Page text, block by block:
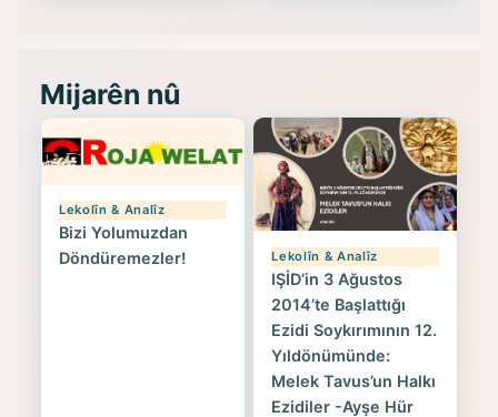
Mijarên nû
Lekolîn & Analîz
Bizi Yolumuzdan
Döndüremezler!
Lekolîn & Analîz
IŞİD’in 3 Ağustos
2014’te Başlattığı
Ezidi Soykırımının 12.
Yıldönümünde:
Melek Tavus’un Halkı
Ezidiler -Ayşe Hür